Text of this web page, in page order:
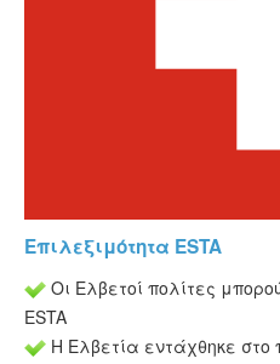
Επιλεξιμότητα ESTA
Οι Ελβετοί πολίτες
ESTA
Η Ελβετία εντάχθηκε